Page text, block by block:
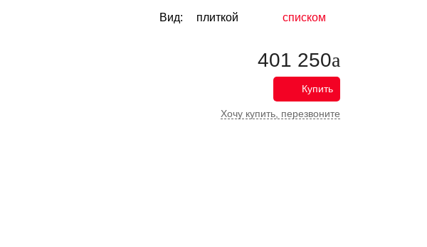
Вид: плиткой списком
401 250
Купить
Хочу купить, перезвоните